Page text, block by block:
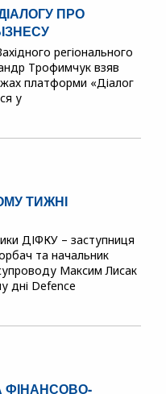
ПРО
регіонального
Трофимчук взяв
платформи «Діалог
у
ТИЖНІ
ДІФКУ – заступниця
та начальник
Максим Лисак
дні Defence
ФІНАНСОВО-